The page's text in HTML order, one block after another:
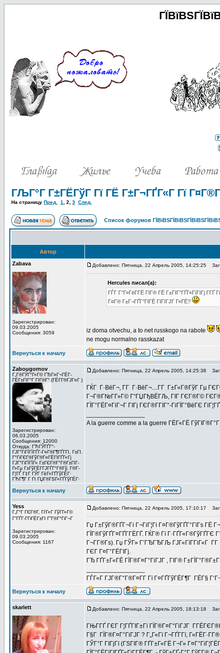
ГЉГ°Г Г±ГЁГўГ Гї ГЁ Г±Г¬ГҐГ«Г Гї
На страницу Пред. 1 2 3 След.
Список форумов
Автор
Zabava
Зарегистрирован:
09.03.2005
Сообщения: 3059
Добавлено: Пятница, 22 Апрель 2005, 14:25:25
Hercules писал(а):
ГЃГ Г°Г»ГёГ­ГЁ ГІГ® ГЁ Г±ГІГ°ГҐГ«ГїГІГј
Г¤Г® Г±Г¬ГҐГ°ГІГЁ ГІГїГЈГ Г«ГЁ?
iz doma otvechu, a to net russkogo na rabote
ne mogu normalno rasskazat
Вернуться к началу
Zabougornov
Г„Г®ГЎГ°Г»Г© ГЂГ¤Г¬ГЁГ­
ГЁГ±ГІГ°Г ГІГ®Г° (ГЁГ­Г®ГЈГ¤Г )
Зарегистрирован:
06.03.2005
Сообщения: 12000
Откуда: ГЋГЎГҐГ°-
ГЈГ°ГіГЇГЇГҐГ­-Г¤Г®Г¶ГҐГ­ГІ, Г±ГІ.
Г°ГіГЄГ®ГўГ®Г¤ГЁГІГҐГ«Гј
ГЈГ°ГіГЇГЇГ» Г±ГЄГ®Г°Г®Г±ГІГ­
Г»Гµ Г±ГўГЁГ­ГЈГҐГ°Г®Гў, Г®Г­
Г¦ГҐ Г‡Г ГЎГ ГёГ«ГҐГўГЁГ·
ГЋГ¶Г Г ГІ ГЏГ®ГЅГ«ГҐГўГЁГ·
Добавлено: Пятница, 22 Апрель 2005, 14:25:38
ГЌГ Г·ВёГ¬, Г­Г Г·ВёГ¬....Г­Г Г±Г«Г®ГўГ Гµ
Г¬Г®Г№Г­Г»Г© Г“ГЏГђВЁГЉ, ГІГ ГЄГ®Г©
ГЇГ°ГЁГ¤ГіГ¬Г ГІГј ГЄГ®Г­ГІГ°-ГіГЇГ°ВёГЄ
A la guerre comme a la guerre ГЁГ«ГЁ
Вернуться к началу
Yess
Г„Г°Г ГЄГ®Г­, ГѓГ«Г ГўГ­Г»Г©
Г”ГҐГ­-ГГіГЁГ±ГІ Г”Г®Г°ГіГ¬Г
Зарегистрирован:
09.03.2005
Сообщения: 1167
Добавлено: Пятница, 22 Апрель 2005, 17:10:17
Гџ Г±ГўГ®ГҐГ¬Гі Г¬ГіГ¦Гі Г¤Г®ГўГҐГ°ГїГѕ
ГЇГ®ГўГҐГ¤ГҐГ­ГЁГҐ. ГЌГ® Гї Г·ГҐГ«Г®ГўГҐГЄ
Г¬Г­Г®Гѕ). Гџ ГЎГ» Г’ГЂГЂГЉ ГЈГ«ГїГ­ГіГ«Г Г­Г
ГЄГ Г¤Г°ГЁГІГј.
ГЂ ГҐГ±Г«ГЁ ГЇГ®Г¤Г°ГіГЈГ , ГІГ®
ГЃГ«Г ГЈГ®Г°Г®Г¤Г­Г Гї Г¤ГҐГўГЁГ¶Г ГЁГ§
Вернуться к началу
skarlett Добавлено: Пятница, 22 Апрель 2005, 18:13:18
ГЊГ­ГҐ ГЄГ Г¦ГҐГІГ±Гї ГЇГ®Г¤Г°ГіГЈГ
Г§Г ГЇГ®Г¤Г°ГіГЈГ ? Г„Г«Гї Г¬ГҐГ­Гї,
ГЎГ°Г ГІГјГї (ГЅГІГ® ГҐГ±Г«ГЁ Г¬Г»